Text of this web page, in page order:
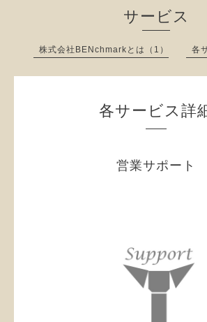
サービス
株式会社BENchmarkとは（1） 各
各サービス詳
営業サポート